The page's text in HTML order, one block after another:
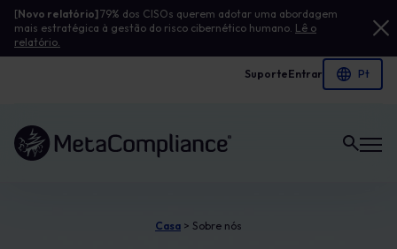
[Novo relatório]79% dos CISOs querem adotar uma abordagem
mais estratégica à gestão do risco cibernético humano. Lê o
relatório.
SuporteEntrar
Ligação à página inicial
Casa > Sobre nós